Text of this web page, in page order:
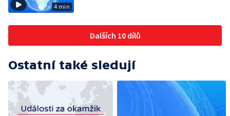
4 min
Dalších 10 dílů
Ostatní také sledují